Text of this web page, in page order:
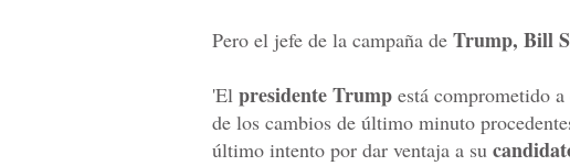
Pero el jefe de la campaña de Trump, Bill
'El presidente Trump está comprometido
de los cambios de último minuto
último intento por dar ventaja a su